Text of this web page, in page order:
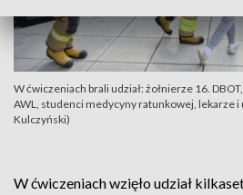
W ćwiczeniach brali udział: żołnierze 16.
AWL, studenci medycyny ratunkowej, lekarze i
Kulczyński)
W ćwiczeniach wzięło udział